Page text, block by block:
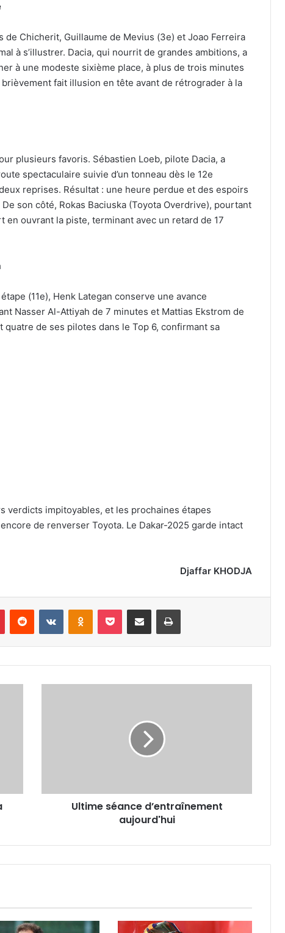
Chicherit, Guillaume de Mevius (3e) et Joao Ferreira
à s’illustrer. Dacia, qui nourrit de grandes ambitions, a
à une modeste sixième place, à plus de trois minutes
fait illusion en tête avant de rétrograder à la
plusieurs favoris. Sébastien Loeb, pilote Dacia, a
spectaculaire suivie d’un tonneau dès le 12e
reprises. Résultat : une heure perdue et des espoirs
son côté, Rokas Baciuska (Toyota Overdrive), pourtant
en ouvrant la piste, terminant avec un retard de 17
(11e), Henk Lategan conserve une avance
Nasser Al-Attiyah de 7 minutes et Mattias Ekstrom de
de ses pilotes dans le Top 6, confirmant sa
verdicts impitoyables, et les prochaines étapes
de renverser Toyota. Le Dakar-2025 garde intact
Djaffar KHODJA
PinterestReddit VKontakteOdnoklassniki
Pocket Partager par email Imprimer
Ultime séance d’entraînement
aujourd'hui